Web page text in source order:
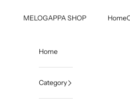
MELOGAPPA SHOP
Home
Home
Category